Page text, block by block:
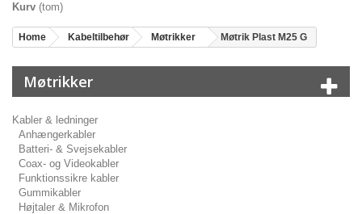
Kurv (tom)
Home Kabeltilbehør Møtrikker Møtrik Plast M25 G
Møtrikker
Kabler & ledninger
Anhængerkabler
Batteri- & Svejsekabler
Coax- og Videokabler
Funktionssikre kabler
Gummikabler
Højtaler & Mikrofon